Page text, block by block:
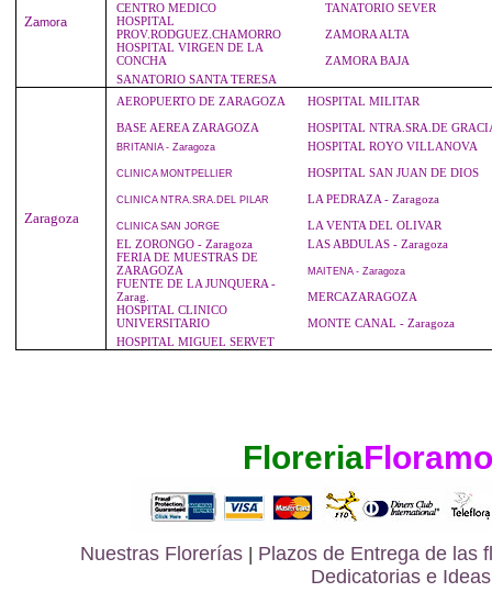
Zamora
CENTRO MEDICO
TANATORIO SEVER
HOSPITAL
PROV.RODGUEZ.CHAMORRO
ZAMORA ALTA
HOSPITAL VIRGEN DE LA
CONCHA
ZAMORA BAJA
SANATORIO SANTA TERESA
Zaragoza
AEROPUERTO DE ZARAGOZA
HOSPITAL MILITAR
BASE AEREA ZARAGOZA
HOSPITAL NTRA.SRA.DE
BRITANIA- Zaragoza HOSPITAL ROYO VILLANOVA
CLINICAMONTPELLIER HOSPITAL SAN JUAN DE DIOS
CLINICANTRA.SRA.DEL PILAR LA PEDRAZA - Zaragoza
CLINICASAN JORGE
LA VENTA DEL OLIVAR
EL ZORONGO - Zaragoza
LAS ABDULAS - Zaragoza
FERIA DE MUESTRAS DE
ZARAGOZA
MAITENA- Zaragoza
FUENTE DE LA JUNQUERA -
Zarag.
MERCAZARAGOZA
HOSPITAL CLINICO
UNIVERSITARIO
MONTE CANAL - Zaragoza
HOSPITAL MIGUEL SERVET
Floreria
Nuestras Florerías | Plazos de Entrega de las
Dedicatorias e Ideas